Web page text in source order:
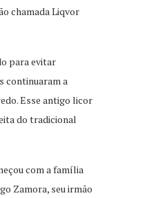
chamada Liqvor
para evitar
continuaram a
Esse antigo licor
do tradicional
com a família
Zamora, seu irmão